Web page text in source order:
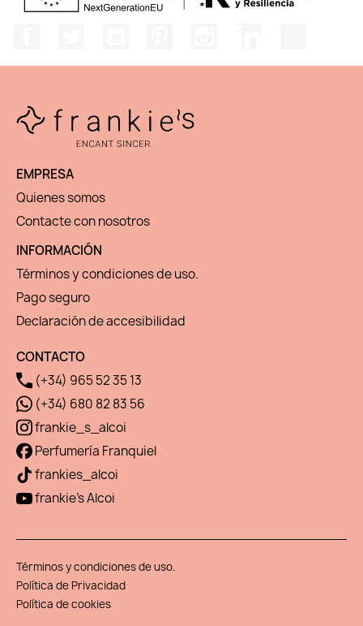
EMPRESA
Quienes somos
Contacte con nosotros
INFORMACIÓN
Términos y condiciones de uso.
Pago seguro
Declaración de accesibilidad
CONTACTO
(+34) 965 52 35 13
(+34) 680 82 83 56
frankie_s_alcoi
Perfumería Franquiel
frankies_alcoi
frankie's Alcoi
Términos y condiciones de uso.
Política de Privacidad
Política de cookies